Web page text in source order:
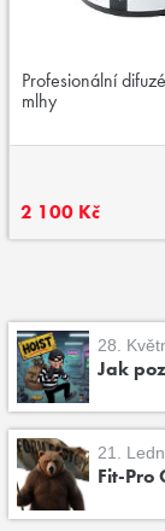
Profesionální
mlhy
2 100 Kč
28.
Jak
21.
Fit-Pro